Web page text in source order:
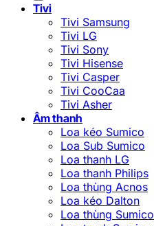
Tivi
Tivi Samsung
Tivi LG
Tivi Sony
Tivi Hisense
Tivi Casper
Tivi CooCaa
Tivi Asher
Âm thanh
Loa kéo Sumico
Loa Sub Sumico
Loa thanh LG
Loa thanh Philips
Loa thùng Acnos
Loa kéo Dalton
Loa thùng Sumico